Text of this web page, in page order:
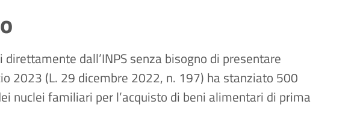
dall’INPS senza bisogno di presentare
2023 (L. 29 dicembre 2022, n. 197) ha stanziato 500
nuclei familiari per l’acquisto di beni alimentari di prima